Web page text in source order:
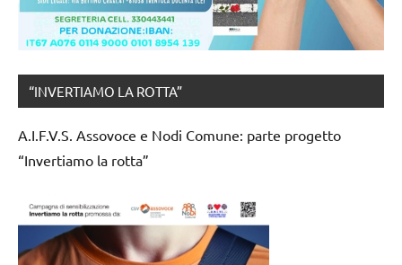
“INVERTIAMO LA ROTTA”
A.I.F.V.S. Assovoce e Nodi Comune: parte progetto
“Invertiamo la rotta”